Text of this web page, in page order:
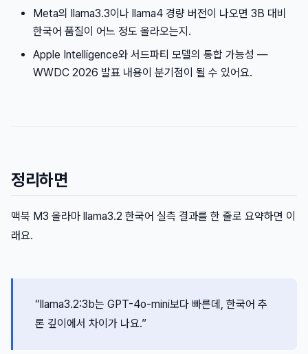
Meta의 llama3.3이나 llama4 경량 버전이 나오면 3B 대비
한국어 품질이 어느 정도 올라오는지.
Apple Intelligence와 서드파티 모델의 통합 가능성 —
WWDC 2026 발표 내용이 분기점이 될 수 있어요.
정리하면
맥북 M3 올라마 llama3.2 한국어 실측 결과를 한 줄로 요약하면 이
래요.
“llama3.2:3b는 GPT-4o-mini보다 빠른데, 한국어 추
론 깊이에서 차이가 나요.”